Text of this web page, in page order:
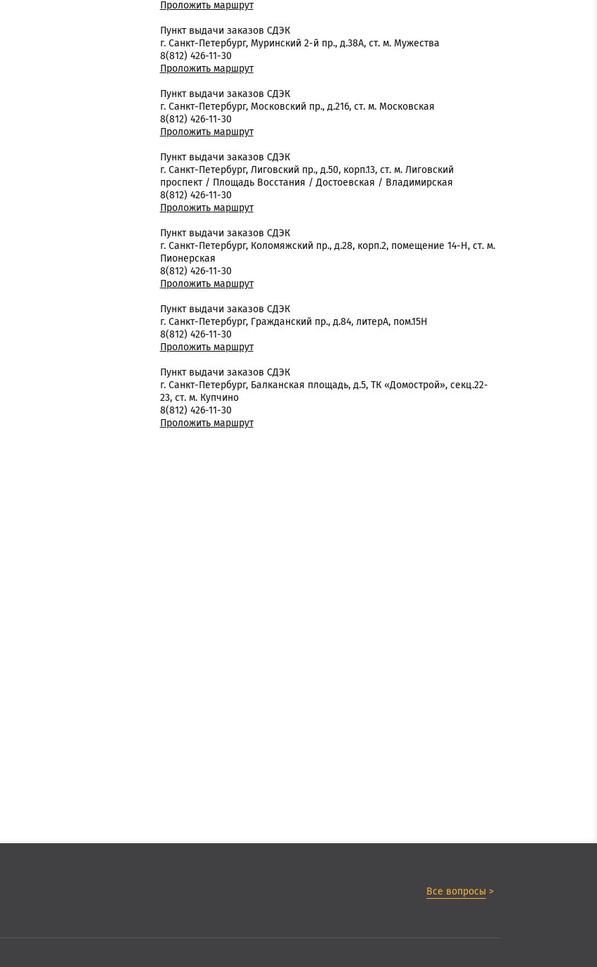
Проложить маршрут
Пункт выдачи заказов СДЭК
г. Санкт-Петербург, Муринский 2-й пр., д.38А, ст. м. Мужества
8(812) 426-11-30
Проложить маршрут
Пункт выдачи заказов СДЭК
г. Санкт-Петербург, Московский пр., д.216, ст. м. Московская
8(812) 426-11-30
Проложить маршрут
Пункт выдачи заказов СДЭК
г. Санкт-Петербург, Лиговский пр., д.50, корп.13, ст. м. Лиговский
проспект / Площадь Восстания / Достоевская / Владимирская
8(812) 426-11-30
Проложить маршрут
Пункт выдачи заказов СДЭК
г. Санкт-Петербург, Коломяжский пр., д.28, корп.2, помещение 14-Н, ст. м.
Пионерская
8(812) 426-11-30
Проложить маршрут
Пункт выдачи заказов СДЭК
г. Санкт-Петербург, Гражданский пр., д.84, литерА, пом.15Н
8(812) 426-11-30
Проложить маршрут
Пункт выдачи заказов СДЭК
г. Санкт-Петербург, Балканская площадь, д.5, ТК «Домострой», секц.22-
23, ст. м. Купчино
8(812) 426-11-30
Проложить маршрут
Все вопросы >